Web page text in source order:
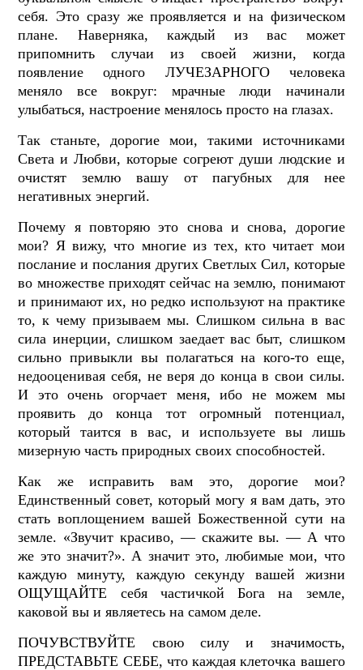
себя. Это сразу же проявляется и на физическом
плане. Наверняка, каждый из вас может
припомнить случаи из своей жизни, когда
появление одного ЛУЧЕЗАРНОГО человека
меняло все вокруг: мрачные люди начинали
улыбаться, настроение менялось просто на глазах.
Так станьте, дорогие мои, такими источниками
Света и Любви, которые согреют души людские и
очистят землю вашу от пагубных для нее
негативных энергий.
Почему я повторяю это снова и снова, дорогие
мои? Я вижу, что многие из тех, кто читает мои
послание и послания других Светлых Сил, которые
во множестве приходят сейчас на землю, понимают
и принимают их, но редко используют на практике
то, к чему призываем мы. Слишком сильна в вас
сила инерции, слишком заедает вас быт, слишком
сильно привыкли вы полагаться на кого-то еще,
недооценивая себя, не веря до конца в свои силы.
И это очень огорчает меня, ибо не можем мы
проявить до конца тот огромный потенциал,
который таится в вас, и используете вы лишь
мизерную часть природных своих способностей.
Как же исправить вам это, дорогие мои?
Единственный совет, который могу я вам дать, это
стать воплощением вашей Божественной сути на
земле. «Звучит красиво, — скажите вы. — А что
же это значит?». А значит это, любимые мои, что
каждую минуту, каждую секунду вашей жизни
ОЩУЩАЙТЕ себя частичкой Бога на земле,
каковой вы и являетесь на самом деле.
ПОЧУВСТВУЙТЕ свою силу и значимость,
ПРЕДСТАВЬТЕ СЕБЕ, что каждая клеточка вашего